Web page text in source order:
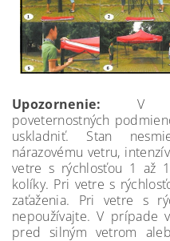
Upozornenie: V
poveternostných
uskladniť. Stan
nárazovému vetru,
vetre s rýchlosťou 1 až
kolíky. Pri vetre s
zaťaženia. Pri vetre s
nepoužívajte. V prípade
pred silným vetrom